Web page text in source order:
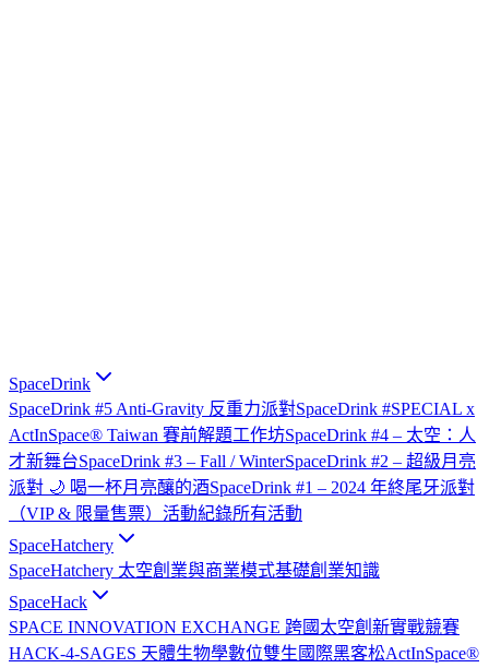
SpaceDrink
SpaceDrink #5 Anti-Gravity 反重力派對SpaceDrink #SPECIAL x
ActInSpace® Taiwan 賽前解題工作坊SpaceDrink #4 – 太空：人
才新舞台SpaceDrink #3 – Fall / WinterSpaceDrink #2 – 超級月亮
派對 🌙 喝一杯月亮釀的酒SpaceDrink #1 – 2024 年終尾牙派對
（VIP & 限量售票） 活動紀錄所有活動
SpaceHatchery
SpaceHatchery 太空創業與商業模式基礎創業知識
SpaceHack
SPACE INNOVATION EXCHANGE 跨國太空創新實戰競賽
HACK-4-SAGES 天體生物學數位雙生國際黑客松ActInSpace®